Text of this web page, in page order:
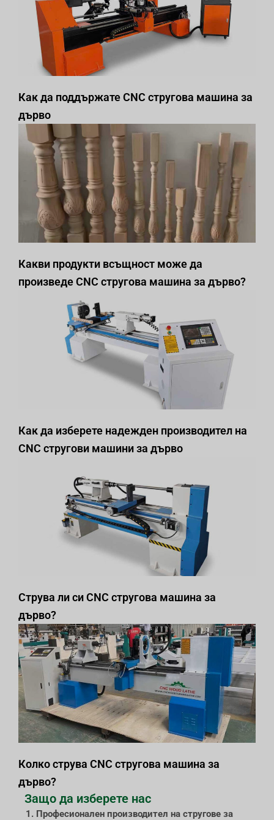
Как да поддържате CNC стругова машина за
дърво
Какви продукти всъщност може да
произведе CNC стругова машина за дърво?
Как да изберете надежден производител на
CNC стругови машини за дърво
Струва ли си CNC стругова машина за
дърво?
Колко струва CNC стругова машина за
дърво?
Защо да изберете нас
1. Професионален производител на стругове за